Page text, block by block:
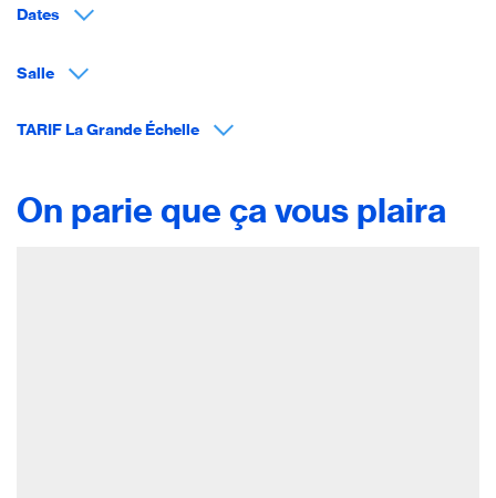
Dates
Salle
TARIF La Grande Échelle
On parie que ça vous plaira